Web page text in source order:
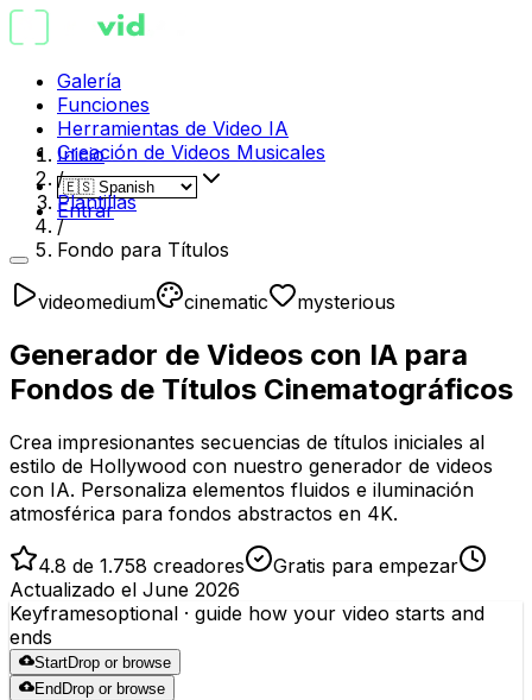
Galería
Funciones
Herramientas de Video IA
Creación de Videos Musicales
Entrar
Inicio
/
Plantillas
/
Fondo para Títulos
videomedium cinematic mysterious
Generador de Videos con IA para
Fondos de Títulos Cinematográficos
Crea impresionantes secuencias de títulos iniciales al
estilo de Hollywood con nuestro generador de videos
con IA. Personaliza elementos fluidos e iluminación
atmosférica para fondos abstractos en 4K.
4.8 de 1.758 creadores
Gratis para empezar
Actualizado el June 2026
Keyframesoptional · guide how your video starts and
ends
StartDrop or browse
End Drop or browse